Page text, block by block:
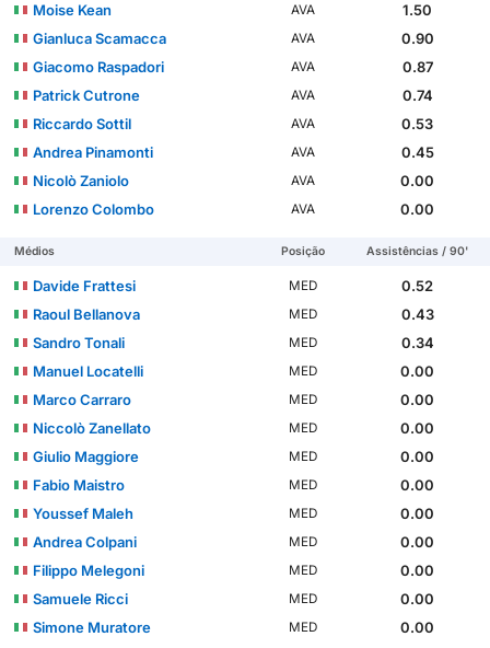
Moise Kean AVA
1.50
Gianluca Scamacca
AVA
0.90
Giacomo Raspadori
AVA
0.87
Patrick Cutrone
AVA
0.74
Riccardo Sottil
AVA
0.53
Andrea Pinamonti
AVA
0.45
Nicolò Zaniolo
AVA
0.00
Lorenzo Colombo
AVA 0.00
Médios Posição Assistências / 90'
Davide Frattesi MED
0.52
Raoul Bellanova
MED
0.43
Sandro Tonali
MED
0.34
Manuel Locatelli
MED
0.00
Marco Carraro
MED
0.00
Niccolò Zanellato
MED
0.00
Giulio Maggiore
MED
0.00
Fabio Maistro
MED
0.00
Youssef Maleh
MED
0.00
Andrea Colpani
MED
0.00
Filippo Melegoni
MED
0.00
Samuele Ricci
MED
0.00
Simone Muratore
MED
0.00